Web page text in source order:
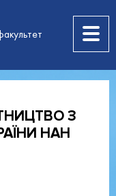
З
НАН